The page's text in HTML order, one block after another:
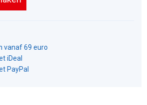
vanaf 69 euro
iDeal
PayPal